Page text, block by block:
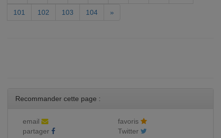
101 102 103 104 »
Recommander cette page :
email
favoris
partager
Twitter